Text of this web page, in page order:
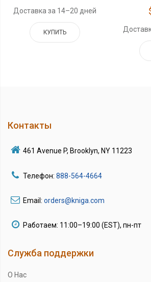
Доставка за 14–20 дней
КУПИТЬ
Контакты
461 Avenue P, Brooklyn, NY 11223
Телефон: 888-564-4664
Email: orders@kniga.com
Работаем: 11:00–19:00 (EST), пн-пт
Служба поддержки
О Нас